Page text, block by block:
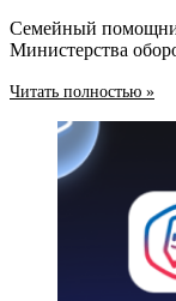
Семейный
Министерства
Читать полностью »